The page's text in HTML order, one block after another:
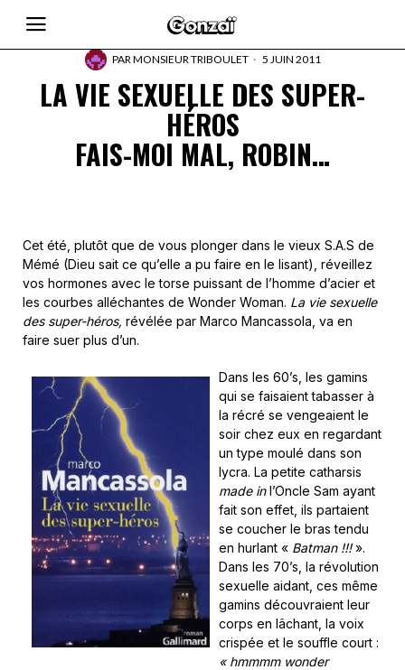
PARMONSIEUR TRIBOULET 5 JUIN 2011
LA VIE SEXUELLE DES SUPER-
HÉROS
FAIS-MOI MAL, ROBIN…
Cet été, plutôt que de vous plonger dans le vieux S.A.S de
Mémé (Dieu sait ce qu’elle a pu faire en le lisant), réveillez
vos hormones avec le torse puissant de l’homme d’acier et
les courbes alléchantes de Wonder Woman. La vie sexuelle
des super-héros, révélée par Marco Mancassola, va en
faire suer plus d’un.
Dans les 60’s, les gamins
qui se faisaient tabasser à
la récré se vengeaient le
soir chez eux en regardant
un type moulé dans son
lycra. La petite catharsis
made inl’Oncle Sam ayant
fait son effet, ils partaient
se coucher le bras tendu
en hurlant « Batman !!!».
Dans les 70’s, la révolution
sexuelle aidant, ces même
gamins découvraient leur
corps en lâchant, la voix
crispée et le souffle court :
«hmmmm wonder